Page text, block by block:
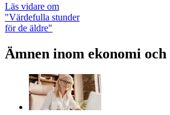
Läs vidare om
"Värdefulla stunder
för de äldre"
Ämnen inom ekonomi och